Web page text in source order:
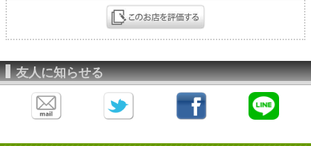
友人に知らせる